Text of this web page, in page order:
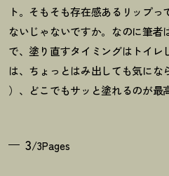
ト。そもそも存在感あるリップ
ないじゃないですか。なのに筆者
で、塗り直すタイミングはトイレ
は、ちょっとはみ出しても気にな
）、どこでもサッと塗れるのが最
3/3Pages